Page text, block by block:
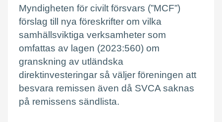
Myndigheten för civilt försvars (”MCF”)
förslag till nya föreskrifter om vilka
samhällsviktiga verksamheter som
omfattas av lagen (2023:560) om
granskning av utländska
direktinvesteringar så väljer föreningen att
besvara remissen även då SVCA saknas
på remissens sändlista.